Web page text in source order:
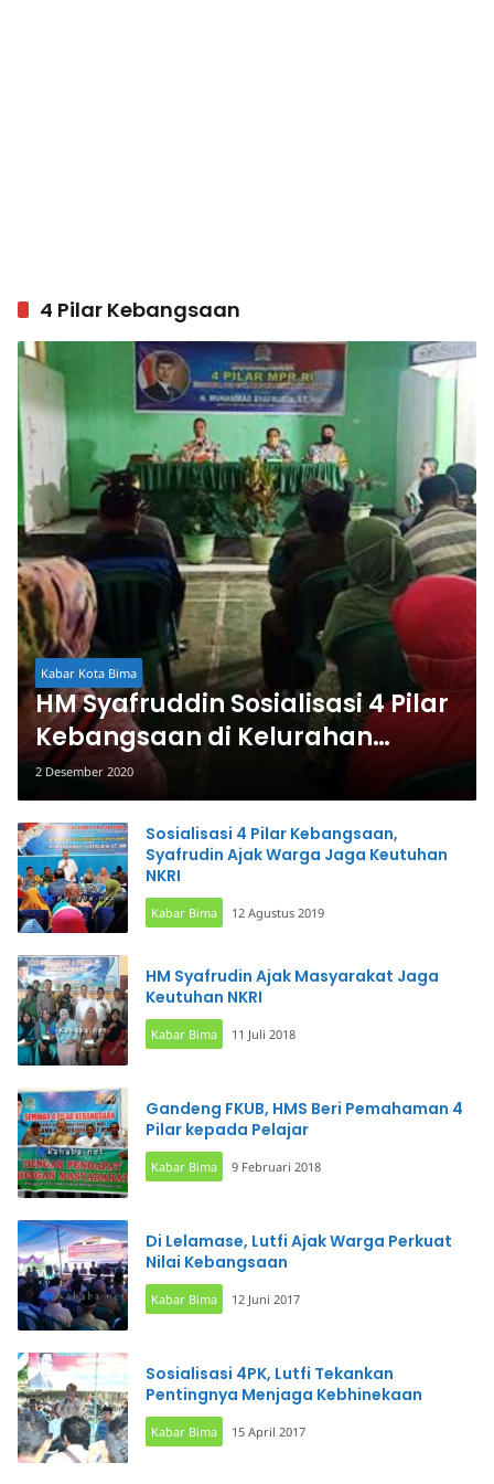
4 Pilar Kebangsaan
Kabar Kota Bima
HM Syafruddin Sosialisasi 4 Pilar
Kebangsaan di Kelurahan
Rabangodu Selatan
2 Desember 2020
Sosialisasi 4 Pilar Kebangsaan,
Syafrudin Ajak Warga Jaga Keutuhan
NKRI
Kabar Bima 12 Agustus 2019
HM Syafrudin Ajak Masyarakat Jaga
Keutuhan NKRI
Kabar Bima 11 Juli 2018
Gandeng FKUB, HMS Beri Pemahaman 4
Pilar kepada Pelajar
Kabar Bima 9 Februari 2018
Di Lelamase, Lutfi Ajak Warga Perkuat
Nilai Kebangsaan
Kabar Bima 12 Juni 2017
Sosialisasi 4PK, Lutfi Tekankan
Pentingnya Menjaga Kebhinekaan
Kabar Bima 15 April 2017